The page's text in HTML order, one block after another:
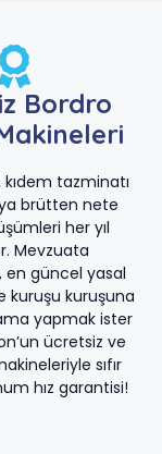
Bordro
tazminatı
brütten nete
her yıl
Mevzuata
güncel yasal
kuruşu kuruşuna
yapmak ister
ücretsiz ve
sıfır
hız garantisi!